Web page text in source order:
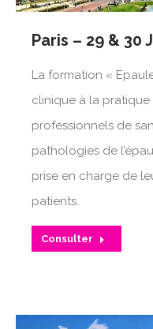
Paris – 29 & 30
La formation «
clinique à la
professionnels de
pathologies de
prise en charge de
patients.
Consulter